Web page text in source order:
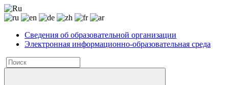
Сведения об образовательной организации
Электронная информационно-образовательная среда